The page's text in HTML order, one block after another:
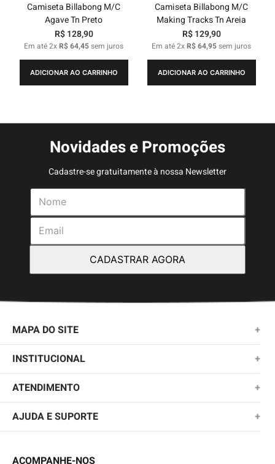
Camiseta Billabong M/C
Agave Tn Preto
R$ 128,90
Em até2xR$64,45sem juros
ADICIONAR AO CARRINHO
Camiseta Billabong M/C
Making Tracks Tn Areia
R$ 129,90
Em até2xR$64,95sem juros
ADICIONAR AO CARRINHO
Novidades e Promoções
Cadastre-se gratuitamente à nossa Newsletter
CADASTRAR AGORA
MAPA DO SITE +
NOVIDADES
MASCULINO
KIDS
FEMININO
ACESSÓRIOS
INSTITUCIONAL +
SOBRE NÓS
TROCAS E DEVOLUÇÕES
POLÍTICA DE ENTREGA
POLÍTICA DE PRIVACIDADE
ATENDIMENTO +
(11)2010-1028
AJUDA E SUPORTE +
ACOMPANHE-NOS